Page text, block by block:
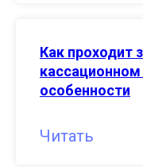
Как проходит
особенности
Читать